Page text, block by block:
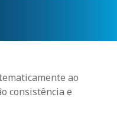
ao
consistência e